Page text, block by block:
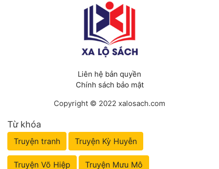
Liên hệ bản quyền
Chính sách bảo mật
Copyright © 2022 xalosach.com
Từ khóa
Truyện tranh Truyện Kỳ Huyễn
Truyện Võ Hiệp Truyện Mưu Mô